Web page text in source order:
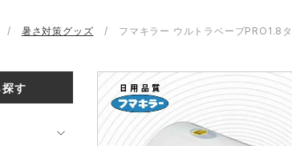
用ポロシャツ 安全保護具
業用小物・アクセサリー類 鞄・バッ
ッションウェアランキング 作業用ポロシャ
ンティア ランキング TSDESIGN ラ
山田辰 クレヒフク
フォーム 運送・倉庫作業服
介護服
暑さ対策グッズ フマキラー ウルトラベープPRO1.8
す